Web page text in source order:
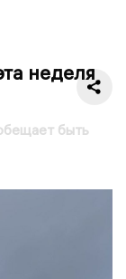
неделя
быть